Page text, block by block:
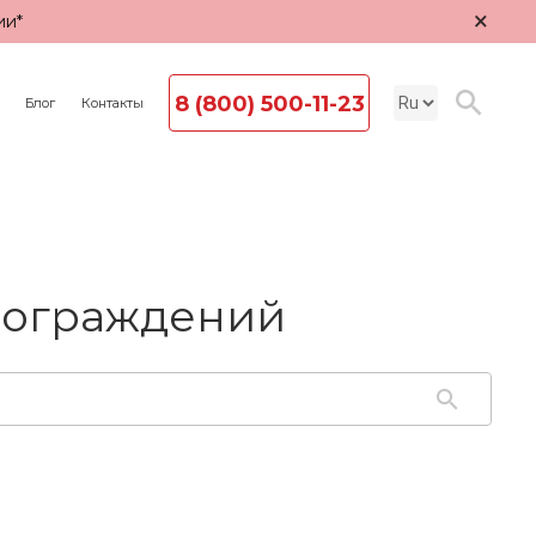
×
Блог Контакты 8 (800) 500-11-23